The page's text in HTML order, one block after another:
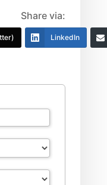
Share via:
LinkedIn